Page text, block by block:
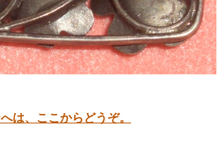
、ここからどうぞ。